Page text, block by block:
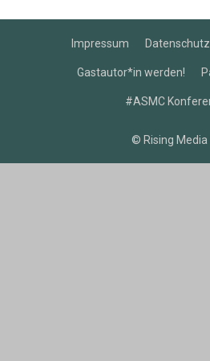
Impressum Datenschutz
Gastautor*in werden!
#ASMC
© Rising Media